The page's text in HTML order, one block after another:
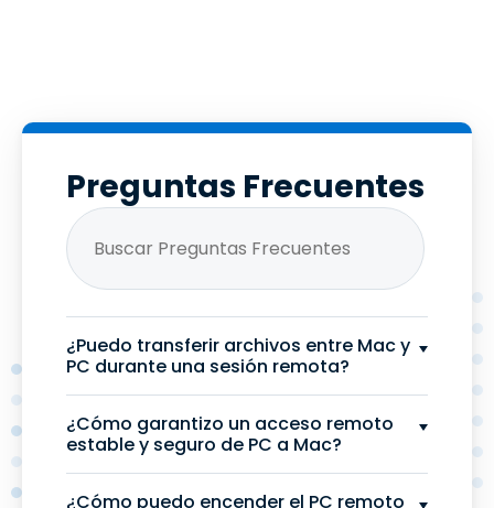
Preguntas Frecuentes
¿Puedo transferir archivos entre Mac y
PC durante una sesión remota?
¿Cómo garantizo un acceso remoto
estable y seguro de PC a Mac?
¿Cómo puedo encender el PC remoto